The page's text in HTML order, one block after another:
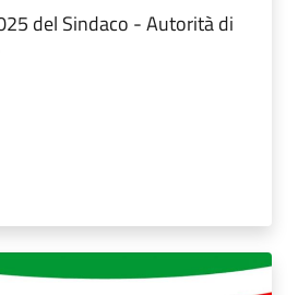
del Sindaco - Autorità di